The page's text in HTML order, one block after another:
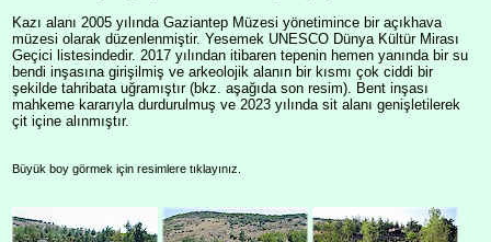
Kazı alanı 2005 yılında Gaziantep Müzesi yönetimince bir açıkhava
müzesi olarak düzenlenmiştir. Yesemek UNESCO Dünya Kültür Mirası
Geçici listesindedir. 2017 yılından itibaren tepenin hemen yanında bir su
bendi inşasına girişilmiş ve arkeolojik alanın bir kısmı çok ciddi bir
şekilde tahribata uğramıştır (bkz. aşağıda son resim). Bent inşası
mahkeme kararıyla durdurulmuş ve 2023 yılında sit alanı genişletilerek
çit içine alınmıştır.
Büyük boy görmek için resimlere tıklayınız.